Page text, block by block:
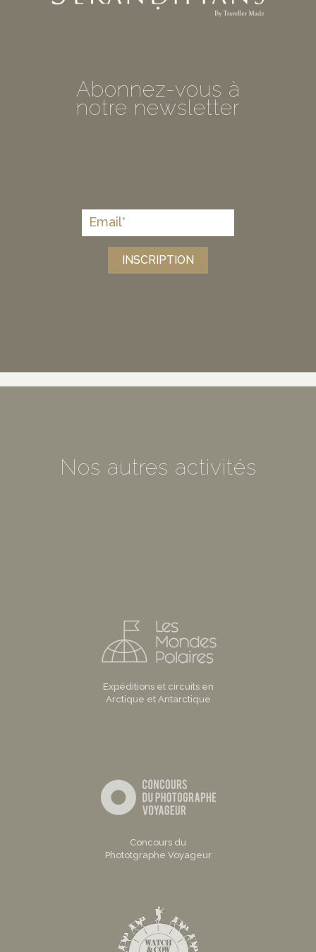
Abonnez-vous à
notre newsletter
INSCRIPTION
Nos autres activités
Expéditions et circuits en
Arctique et Antarctique
Concours du
Phototgraphe Voyageur